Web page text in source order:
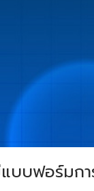
บบฟอร์มกา